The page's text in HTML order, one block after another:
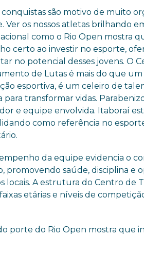
conquistas são motivo de muito
Ver os nossos atletas brilhando
como o Rio Open mostra
certo ao investir no esporte,
no potencial desses jovens. O
de Lutas é mais do que um
esportiva, é um celeiro de
para transformar vidas.
e equipe envolvida. Itaboraí
como referência no
da equipe evidencia o
saúde, disciplina e
A estrutura do Centro de
etárias e níveis de
porte do Rio Open mostra que